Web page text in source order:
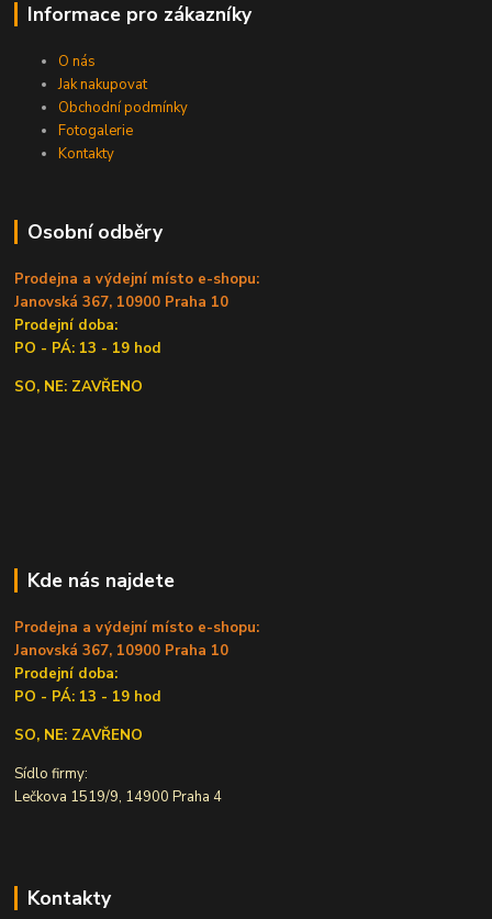
Informace pro zákazníky
O nás
Jak nakupovat
Obchodní podmínky
Fotogalerie
Kontakty
Osobní odběry
Prodejna a výdejní místo e-shopu:
Janovská 367, 10900 Praha 10
Prodejní doba:
PO - PÁ: 13 - 19 hod
SO, NE: ZAVŘENO
Kde nás najdete
Prodejna a výdejní místo e-shopu:
Janovská 367, 10900 Praha 10
Prodejní doba:
PO - PÁ: 13 - 19 hod
SO, NE: ZAVŘENO
Sídlo firmy:
Lečkova 1519/9, 14900 Praha 4
Kontakty